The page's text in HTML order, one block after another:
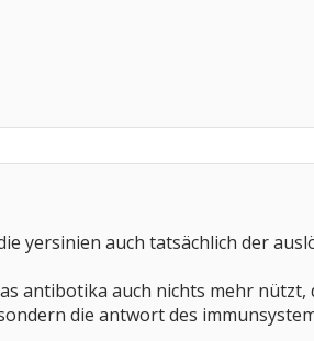
yersinien auch tatsächlich der
antibotika auch nichts mehr nützt,
die antwort des